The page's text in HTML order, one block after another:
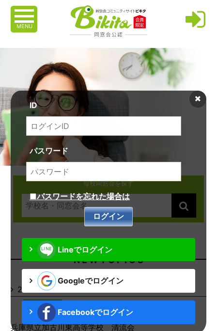
MENU
ID
パスワード
■パスワードを忘れた場合は
Lineでログイン
Googleでログイン
Facebookでログイン
母校同窓会を探す
N E W T O P I C S
2026.08.07
お知らせ
兵庫県立加古川東高等学校 清流会